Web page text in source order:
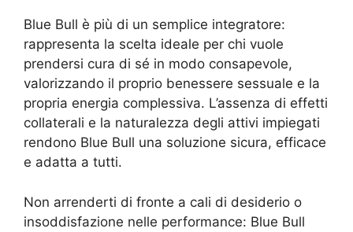
Blue Bull è più di un semplice integratore:
rappresenta la scelta ideale per chi vuole
prendersi cura di sé in modo consapevole,
valorizzando il proprio benessere sessuale e la
propria energia complessiva. L’assenza di effetti
collaterali e la naturalezza degli attivi impiegati
rendono Blue Bull una soluzione sicura, efficace
e adatta a tutti.
Non arrenderti di fronte a cali di desiderio o
insoddisfazione nelle performance: Blue Bull